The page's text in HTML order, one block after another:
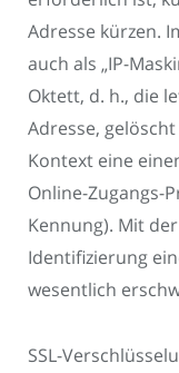
Adresse kürzen.
auch als „IP-
Oktett, d. h., die
Adresse,
Kontext eine
Online-Zugangs-
Kennung). Mit
Identifizierung
wesentlich
SSL-